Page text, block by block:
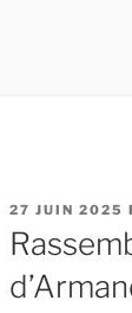
PUBLIÉ
LE
27 JUIN 2025